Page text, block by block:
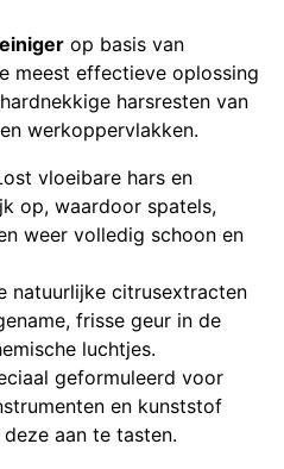
op basis van
meest effectieve oplossing
harsresten van
werkoppervlakken.
vloeibare hars en
op, waardoor spatels,
weer volledig schoon en
natuurlijke citrusextracten
frisse geur in de
luchtjes.
geformuleerd voor
en kunststof
aan te tasten.